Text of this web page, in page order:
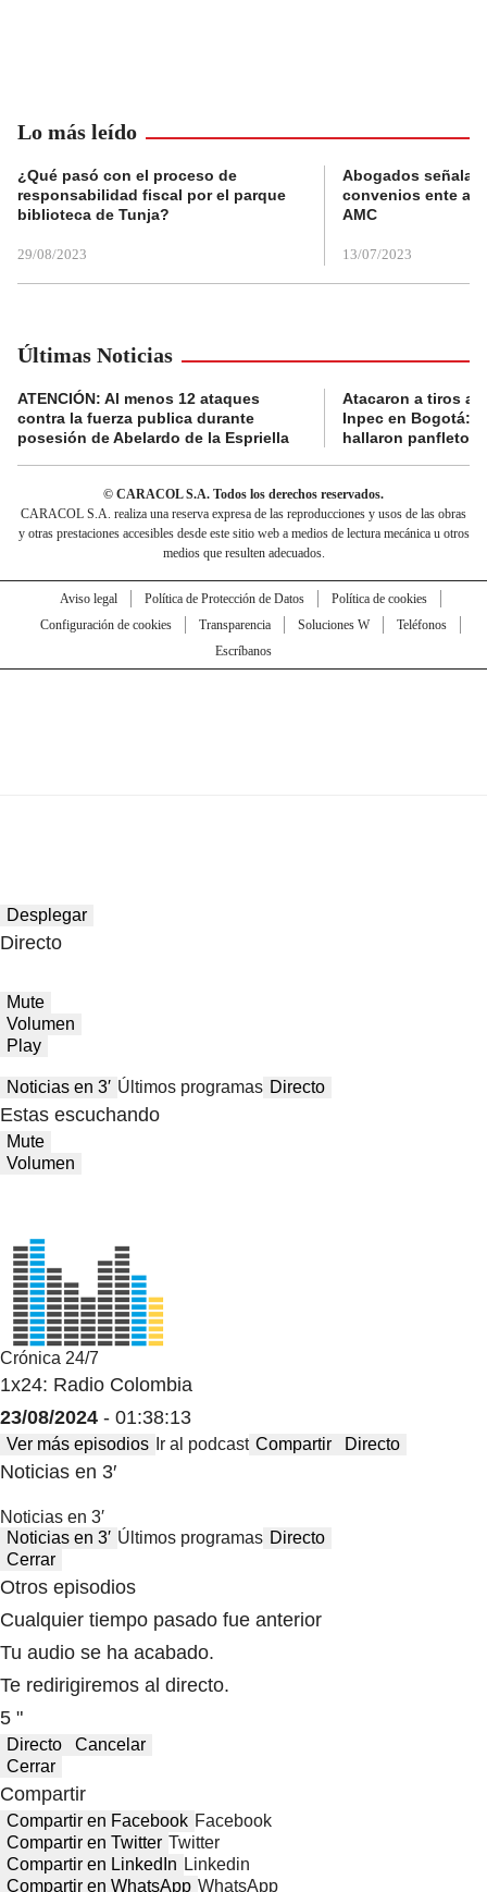
Lo más leído
¿Qué pasó con el proceso de
responsabilidad fiscal por el parque
biblioteca de Tunja?
29/08/2023
Abogados
convenios ente
AMC
13/07/2023
Últimas Noticias
ATENCIÓN: Al menos 12 ataques
contra la fuerza publica durante
posesión de Abelardo de la Espriella
Atacaron a tiros a
Inpec en Bogotá:
hallaron panfletos
© CARACOL S.A. Todos los derechos reservados.
CARACOL S.A. realiza una reserva expresa de las reproducciones y usos de las obras
y otras prestaciones accesibles desde este sitio web a medios de lectura mecánica u otros
medios que resulten adecuados.
Aviso legal Política de Protección de Datos
Política de cookies
Configuración de cookies
Transparencia Soluciones W
Teléfonos
Escríbanos
Desplegar
Directo
Mute
Volumen
Play
Noticias en 3′ Últimos programas Directo
Estas escuchando
Mute
Volumen
Crónica 24/7
1x24: Radio Colombia
23/08/2024 - 01:38:13
Ver más episodios Ir al podcast Compartir Directo
Noticias en 3′
Noticias en 3′
Noticias en 3′ Últimos programas Directo
Cerrar
Otros episodios
Cualquier tiempo pasado fue anterior
Tu audio se ha acabado.
Te redirigiremos al directo.
5 "
Directo
Cancelar
Cerrar
Compartir
Compartir en Facebook Facebook
Compartir en Twitter Twitter
Compartir en LinkedIn Linkedin
Compartir en WhatsApp WhatsApp